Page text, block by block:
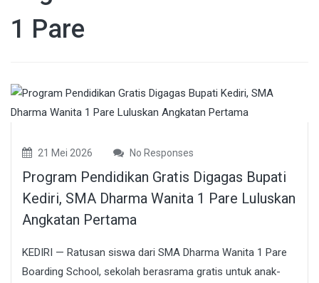
1 Pare
21 Mei 2026 No Responses
Program Pendidikan Gratis Digagas Bupati
Kediri, SMA Dharma Wanita 1 Pare Luluskan
Angkatan Pertama
KEDIRI — Ratusan siswa dari SMA Dharma Wanita 1 Pare
Boarding School, sekolah berasrama gratis untuk anak-